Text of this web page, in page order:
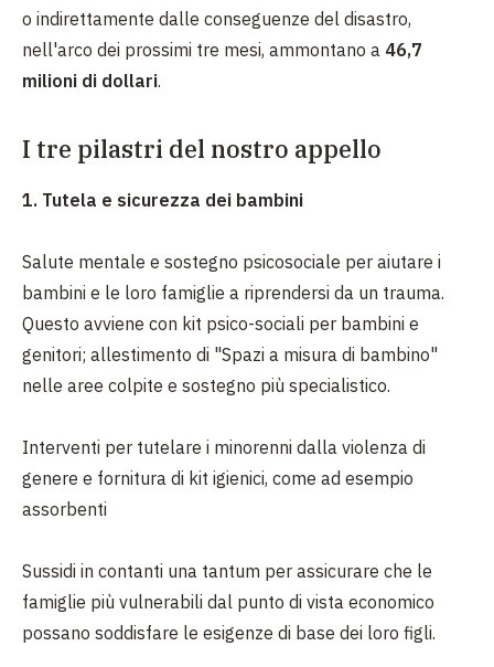
o indirettamente dalle conseguenze del disastro,
nell'arco dei prossimi tre mesi, ammontano a 46,7
milioni di dollari.
I tre pilastri del nostro appello
1. Tutela e sicurezza dei bambini
Salute mentale e sostegno psicosociale per aiutare i
bambini e le loro famiglie a riprendersi da un trauma.
Questo avviene con kit psico-sociali per bambini e
genitori; allestimento di "Spazi a misura di bambino"
nelle aree colpite e sostegno più specialistico.
Interventi per tutelare i minorenni dalla violenza di
genere e fornitura di kit igienici, come ad esempio
assorbenti
Sussidi in contanti una tantum per assicurare che le
famiglie più vulnerabili dal punto di vista economico
possano soddisfare le esigenze di base dei loro figli.